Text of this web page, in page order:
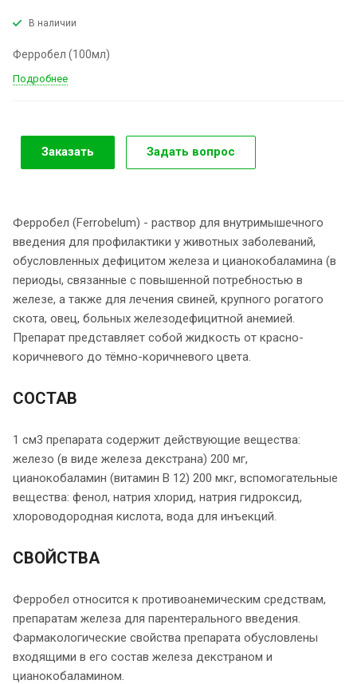
В наличии
Ферробел (100мл)
Подробнее
Заказать Задать вопрос
Ферробел (Ferrobelum) - раствор для внутримышечного
введения для профилактики у животных заболеваний,
обусловленных дефицитом железа и цианокобаламина (в
периоды, связанные с повышенной потребностью в
железе, а также для лечения свиней, крупного рогатого
скота, овец, больных железодефицитной анемией.
Препарат представляет собой жидкость от красно-
коричневого до тёмно-коричневого цвета.
СОСТАВ
1 см3 препарата содержит действующие вещества:
железо (в виде железа декстрана) 200 мг,
цианокобаламин (витамин В 12) 200 мкг, вспомогательные
вещества: фенол, натрия хлорид, натрия гидроксид,
хлороводородная кислота, вода для инъекций.
СВОЙСТВА
Ферробел относится к противоанемическим средствам,
препаратам железа для парентерального введения.
Фармакологические свойства препарата обусловлены
входящими в его состав железа декстраном и
цианокобаламином.